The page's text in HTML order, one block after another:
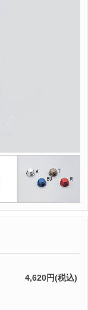
4,620円(税込)